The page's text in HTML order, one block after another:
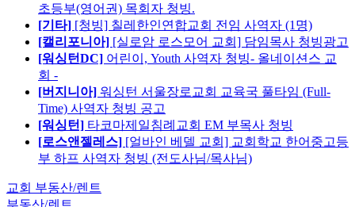
초등부(영어권) 목회자 청빙.
[기타] [청빙] 칠레한인연합교회 전임 사역자 (1명)
[캘리포니아] [실로암 로스모어 교회] 담임목사 청빙광고
[워싱턴DC] 어린이, Youth 사역자 청빙- 올네이션스 교
회 -
[버지니아] 워싱턴 서울장로교회 교육국 풀타임 (Full-
Time) 사역자 청빙 공고
[워싱턴] 타코마제일침례교회 EM 부목사 청빙
[로스앤젤레스] [얼바인 베델 교회] 교회학교 한어중고등
부 하프 사역자 청빙 (전도사님/목사님)
교회 부동산/렌트
부동산/렌트